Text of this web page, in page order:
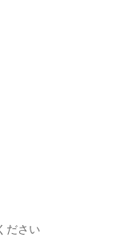
ださい